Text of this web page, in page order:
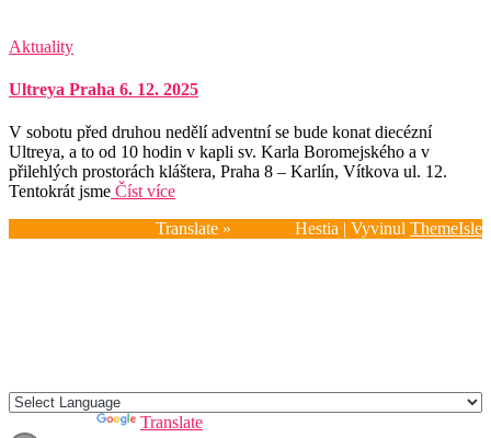
Aktuality
Ultreya Praha 6. 12. 2025
V sobotu před druhou nedělí adventní se bude konat diecézní
Ultreya, a to od 10 hodin v kapli sv. Karla Boromejského a v
přilehlých prostorách kláštera, Praha 8 – Karlín, Vítkova ul. 12.
Tentokrát jsme Číst více
Hestia | Vyvinul ThemeIsle
Translate »
Translate